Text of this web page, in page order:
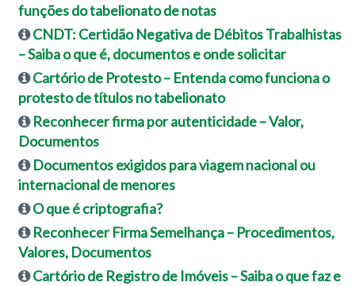
funções do tabelionato de notas
CNDT: Certidão Negativa de Débitos Trabalhistas
– Saiba o que é, documentos e onde solicitar
Cartório de Protesto – Entenda como funciona o
protesto de títulos no tabelionato
Reconhecer firma por autenticidade – Valor,
Documentos
Documentos exigidos para viagem nacional ou
internacional de menores
O que é criptografia?
Reconhecer Firma Semelhança – Procedimentos,
Valores, Documentos
Cartório de Registro de Imóveis – Saiba o que faz e